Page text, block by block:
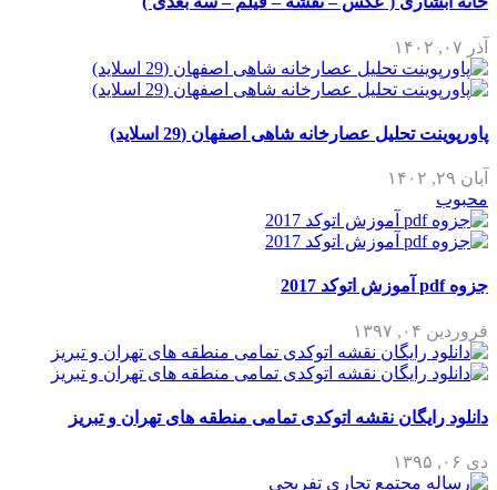
آذر ۰۷, ۱۴۰۲
پاورپوینت تحلیل عصارخانه شاهی اصفهان (29 اسلاید)
آبان ۲۹, ۱۴۰۲
محبوب
جزوه pdf آموزش اتوکد 2017
فروردین ۰۴, ۱۳۹۷
دانلود رایگان نقشه اتوکدی تمامی منطقه های تهران و تبریز
دی ۰۶, ۱۳۹۵